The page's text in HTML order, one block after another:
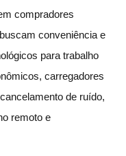
compradores
conveniência e
para trabalho
carregadores
de ruído,
remoto e